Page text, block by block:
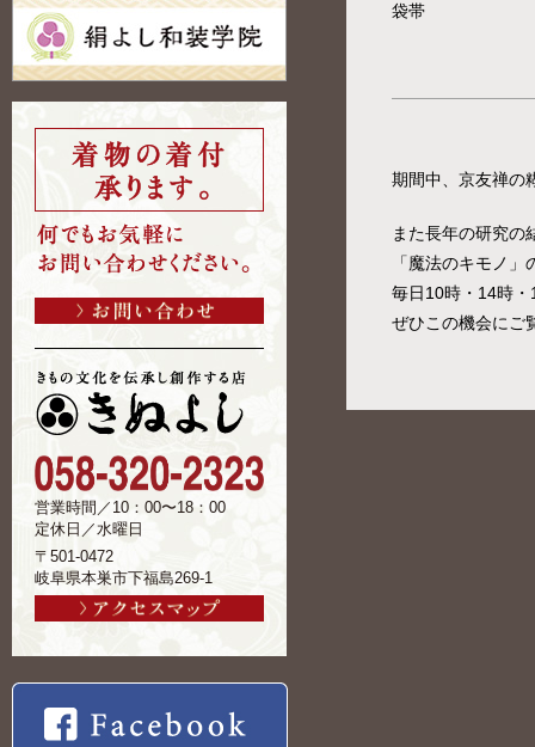
営業時間／10：00〜18：00
定休日／水曜日
〒501-0472
岐阜県本巣市下福島269-1
袋帯
期間中、京友禅の
また長年の研究の
「魔法のキモノ
毎日10時・14時
ぜひこの機会にご